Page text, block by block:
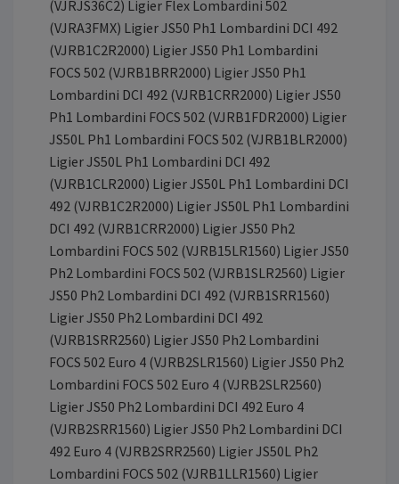
(VJRJS36C2) Ligier Flex Lombardini 502
(VJRA3FMX) Ligier JS50 Ph1 Lombardini DCI 492
(VJRB1C2R2000) Ligier JS50 Ph1 Lombardini
FOCS 502 (VJRB1BRR2000) Ligier JS50 Ph1
Lombardini DCI 492 (VJRB1CRR2000) Ligier JS50
Ph1 Lombardini FOCS 502 (VJRB1FDR2000) Ligier
JS50L Ph1 Lombardini FOCS 502 (VJRB1BLR2000)
Ligier JS50L Ph1 Lombardini DCI 492
(VJRB1CLR2000) Ligier JS50L Ph1 Lombardini DCI
492 (VJRB1C2R2000) Ligier JS50L Ph1 Lombardini
DCI 492 (VJRB1CRR2000) Ligier JS50 Ph2
Lombardini FOCS 502 (VJRB15LR1560) Ligier JS50
Ph2 Lombardini FOCS 502 (VJRB1SLR2560) Ligier
JS50 Ph2 Lombardini DCI 492 (VJRB1SRR1560)
Ligier JS50 Ph2 Lombardini DCI 492
(VJRB1SRR2560) Ligier JS50 Ph2 Lombardini
FOCS 502 Euro 4 (VJRB2SLR1560) Ligier JS50 Ph2
Lombardini FOCS 502 Euro 4 (VJRB2SLR2560)
Ligier JS50 Ph2 Lombardini DCI 492 Euro 4
(VJRB2SRR1560) Ligier JS50 Ph2 Lombardini DCI
492 Euro 4 (VJRB2SRR2560) Ligier JS50L Ph2
Lombardini FOCS 502 (VJRB1LLR1560) Ligier